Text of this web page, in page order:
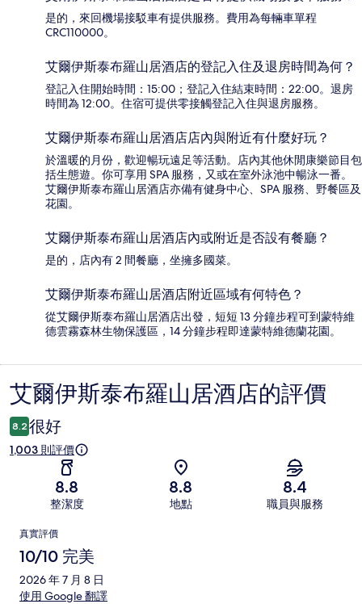
是的，來回機場接駁車有提供服務。費用為每輛車單程
CRC110000。
艾爾伊斯泰布羅山居酒店的登記入住及退房時間為何？
登記入住開始時間：15:00；登記入住結束時間：22:00。退房
時間為 12:00。住宿可提供零接觸登記入住與退房服務。
艾爾伊斯泰布羅山居酒店店內與附近有什麼好玩？
於溫暖的月份，歡迎暢玩遠足等活動。店內其他休閒康樂節目包
括生態遊。你可享用 SPA 服務，又或在室外泳池中暢泳一番。
艾爾伊斯泰布羅山居酒店亦備有健身中心、SPA 服務、野餐區及
花園。
艾爾伊斯泰布羅山居酒店內或附近是否設有餐廳？
是的，店內有 2 間餐廳，坐擁多國菜。
艾爾伊斯泰布羅山居酒店附近區域有何特色？
從艾爾伊斯泰布羅山居酒店出發，短短 13 分鐘步程可到蒙特維
德雲霧森林生物保護區，14 分鐘步程即達蒙特維德蘭花園。
評
價
艾爾伊斯泰布羅山居酒店的評價
8.2 很好
1,003 則評價
8.8
整潔度
8.8
地點
8.4
職員與服務
評
價
真實評價
10/10 完美
2026 年 7 月 8 日
使用 Google 翻譯